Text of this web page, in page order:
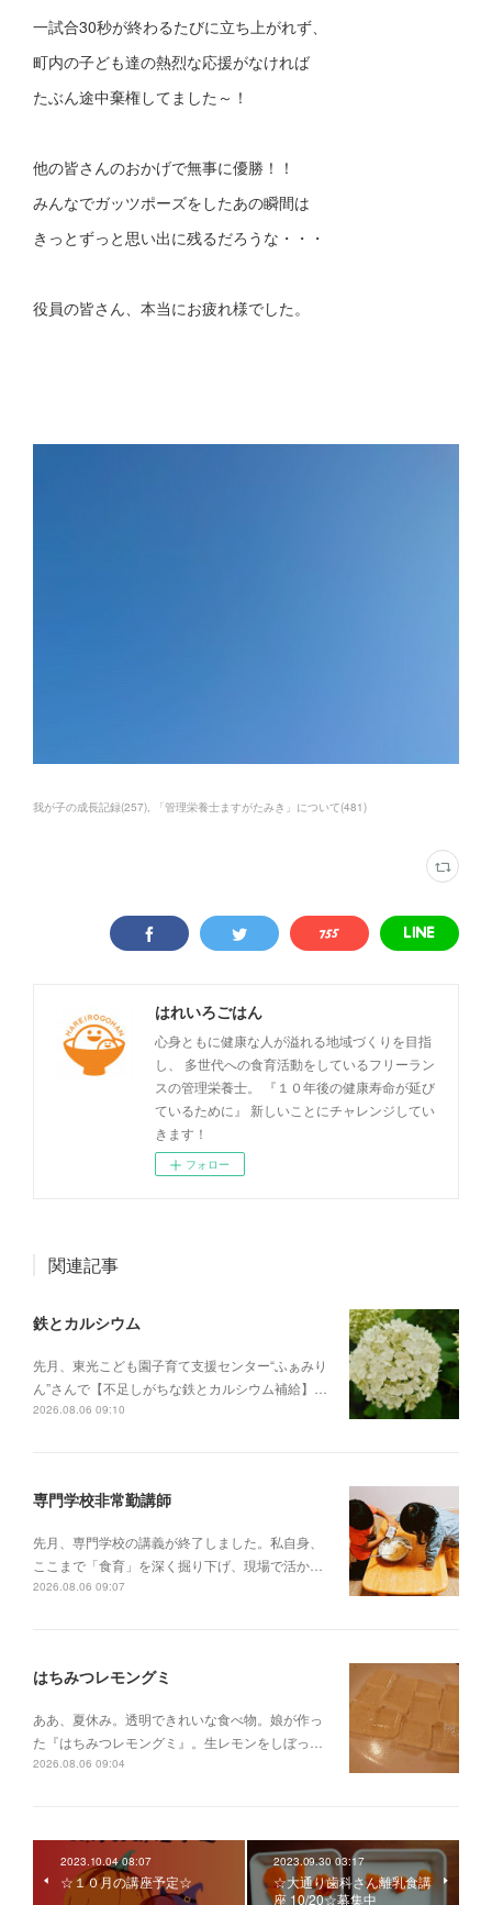
一試合30秒が終わるたびに立ち上がれず、
町内の子ども達の熱烈な応援がなければ
たぶん途中棄権してました～！
他の皆さんのおかげで無事に優勝！！
みんなでガッツポーズをしたあの瞬間は
きっとずっと思い出に残るだろうな・・・
役員の皆さん、本当にお疲れ様でした。
我が子の成長記録(257) 「管理栄養士ますがたみき」について(481)
はれいろごはん
心身ともに健康な人が溢れる地域づくりを目指
し、 多世代への食育活動をしているフリーラン
スの管理栄養士。 『１０年後の健康寿命が延び
ているために』 新しいことにチャレンジしてい
きます！
フォロー
関連記事
鉄とカルシウム
先月、東光こども園子育て支援センター“ふぁみり
ん”さんで【不足しがちな鉄とカルシウム補給】…
2026.08.06 09:10
専門学校非常勤講師
先月、専門学校の講義が終了しました。私自身、
ここまで「食育」を深く掘り下げ、現場で活か…
2026.08.06 09:07
はちみつレモングミ
ああ、夏休み。透明できれいな食べ物。娘が作っ
た『はちみつレモングミ』。生レモンをしぼっ…
2026.08.06 09:04
2023.10.04 08:07
☆１０月の講座予定☆
2023.09.30 03:17
☆大通り歯科さん離乳食講
座 10/20☆募集中